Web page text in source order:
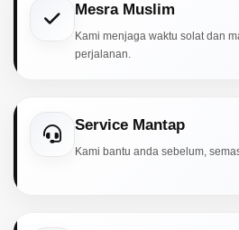
Mesra Muslim
Kami menjaga waktu solat dan
perjalanan.
Service Mantap
Kami bantu anda sebelum,